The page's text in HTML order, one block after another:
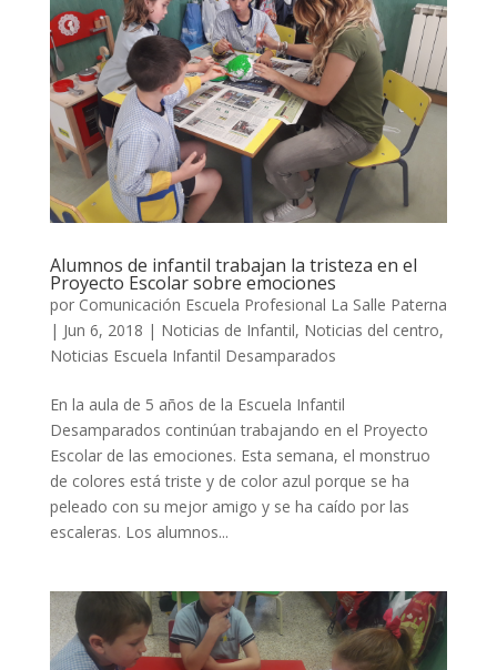
Alumnos de infantil trabajan la tristeza en el
Proyecto Escolar sobre emociones
por Comunicación Escuela Profesional La Salle Paterna
| Jun 6, 2018 | Noticias de Infantil, Noticias del centro,
Noticias Escuela Infantil Desamparados
En la aula de 5 años de la Escuela Infantil
Desamparados continúan trabajando en el Proyecto
Escolar de las emociones. Esta semana, el monstruo
de colores está triste y de color azul porque se ha
peleado con su mejor amigo y se ha caído por las
escaleras. Los alumnos...